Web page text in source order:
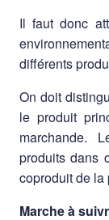
Il faut donc
différents
On doit
le produit
marchande.
produits dans
coproduit de la
Marche à